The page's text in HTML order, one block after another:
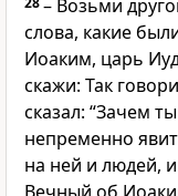
– Возьми
слова, какие
Иоаким, царь
скажи: Так
сказал: “Зачем
непременно
на ней и людей, и